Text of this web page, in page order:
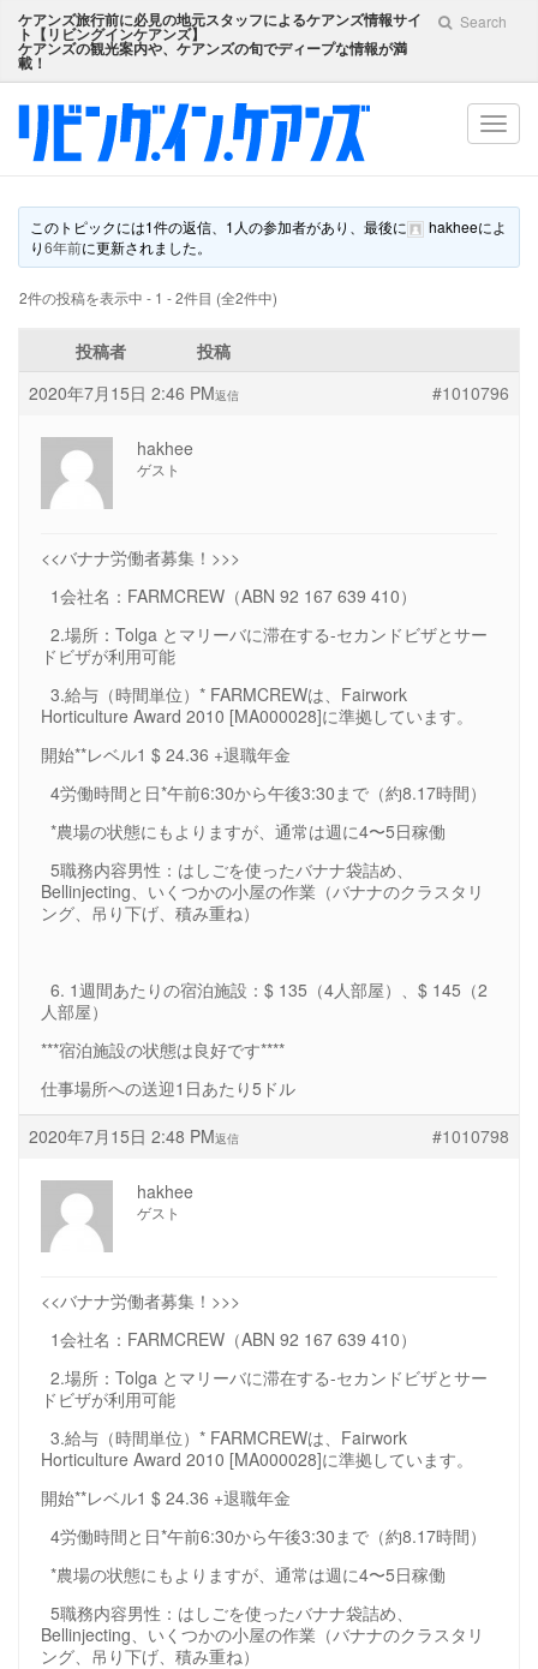
ケアンズ旅行前に必見の地元スタッフによるケアンズ情報サイ
ト【リビングインケアンズ】
ケアンズの観光案内や、ケアンズの旬でディープな情報が満
載！
Search
このトピックには1件の返信、1人の参加者があり、最後に hakheeによ
り6年前に更新されました。
2件の投稿を表示中 - 1 - 2件目 (全2件中)
投稿者
投稿
2020年7月15日 2:46 PM
#1010796
返信
hakhee
ゲスト
<<バナナ労働者募集！>>>
1会社名：FARMCREW（ABN 92 167 639 410）
2.場所：Tolga とマリーバに滞在する-セカンドビザとサー
ドビザが利用可能
3.給与（時間単位）* FARMCREWは、Fairwork
Horticulture Award 2010 [MA000028]に準拠しています。
開始**レベル1 $ 24.36 +退職年金
4労働時間と日*午前6:30から午後3:30まで（約8.17時間）
*農場の状態にもよりますが、通常は週に4〜5日稼働
5職務内容男性：はしごを使ったバナナ袋詰め、
Bellinjecting、いくつかの小屋の作業（バナナのクラスタリ
ング、吊り下げ、積み重ね）
6. 1週間あたりの宿泊施設：$ 135（4人部屋）、$ 145（2
人部屋）
***宿泊施設の状態は良好です****
仕事場所への送迎1日あたり5ドル
2020年7月15日 2:48 PM
#1010798
返信
hakhee
ゲスト
<<バナナ労働者募集！>>>
1会社名：FARMCREW（ABN 92 167 639 410）
2.場所：Tolga とマリーバに滞在する-セカンドビザとサー
ドビザが利用可能
3.給与（時間単位）* FARMCREWは、Fairwork
Horticulture Award 2010 [MA000028]に準拠しています。
開始**レベル1 $ 24.36 +退職年金
4労働時間と日*午前6:30から午後3:30まで（約8.17時間）
*農場の状態にもよりますが、通常は週に4〜5日稼働
5職務内容男性：はしごを使ったバナナ袋詰め、
Bellinjecting、いくつかの小屋の作業（バナナのクラスタリ
ング、吊り下げ、積み重ね）